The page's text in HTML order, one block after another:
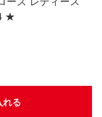
★
れる